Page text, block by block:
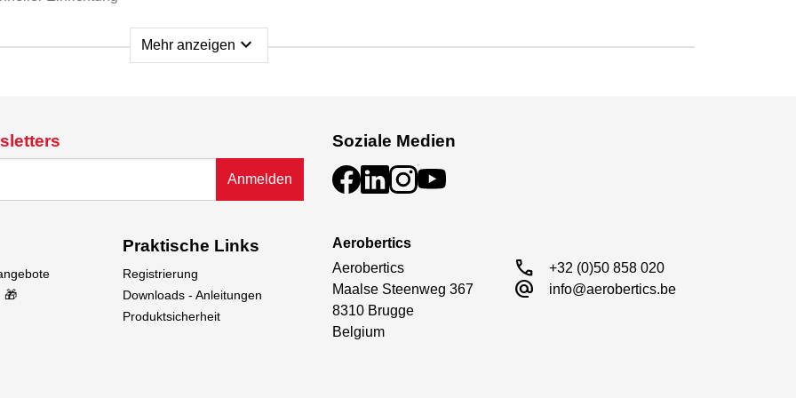
Redundanz
Garantie gewährt.
Mehr anzeigen expand_more
Anmelden
Soziale Medien
🎁
Praktische Links
Registrierung
Downloads - Anleitungen
Produktsicherheit
Aerobertics
Aerobertics
Maalse Steenweg 367
8310 Brugge
Belgium
call +32 (0)50 858 020
alternate_email info@aerobertics.be